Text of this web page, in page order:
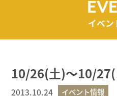
ッ
イベン
10/26(土)～10/
2013.10.24 イベント情報